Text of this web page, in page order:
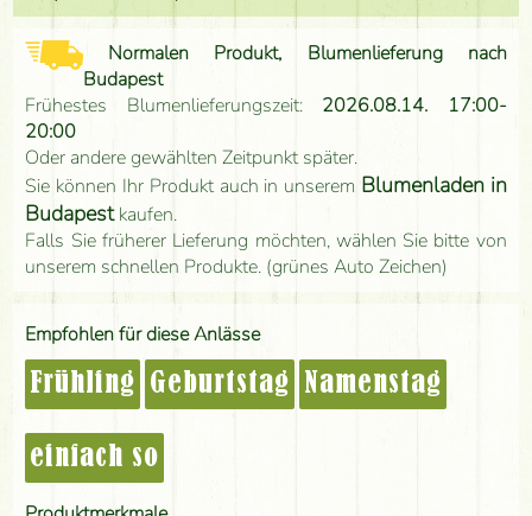
Normalen Produkt, Blumenlieferung nach
Budapest
Frühestes Blumenlieferungszeit: 2026.08.14. 17:00-
20:00
Oder andere gewählten Zeitpunkt später.
Sie können Ihr Produkt auch in unserem Blumenladen in
Budapestkaufen.
Falls Sie früherer Lieferung möchten, wählen Sie bitte von
unserem schnellen Produkte. (grünes Auto Zeichen)
Empfohlen für diese Anlässe
Frühling Geburtstag Namenstag
einfach so